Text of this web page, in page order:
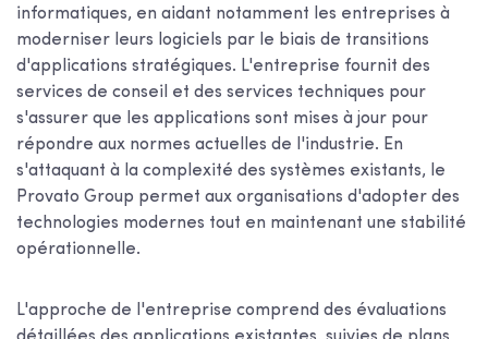
informatiques, en aidant notamment les entreprises à
moderniser leurs logiciels par le biais de transitions
d'applications stratégiques. L'entreprise fournit des
services de conseil et des services techniques pour
s'assurer que les applications sont mises à jour pour
répondre aux normes actuelles de l'industrie. En
s'attaquant à la complexité des systèmes existants, le
Provato Group permet aux organisations d'adopter des
technologies modernes tout en maintenant une stabilité
opérationnelle.
L'approche de l'entreprise comprend des évaluations